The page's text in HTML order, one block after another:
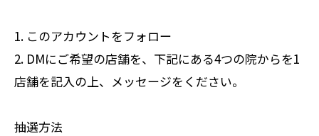
1. このアカウントをフォロー
2. DMにご希望の店舗を、下記にある4つの院からを1
店舗を記入の上、メッセージをください。
抽選方法